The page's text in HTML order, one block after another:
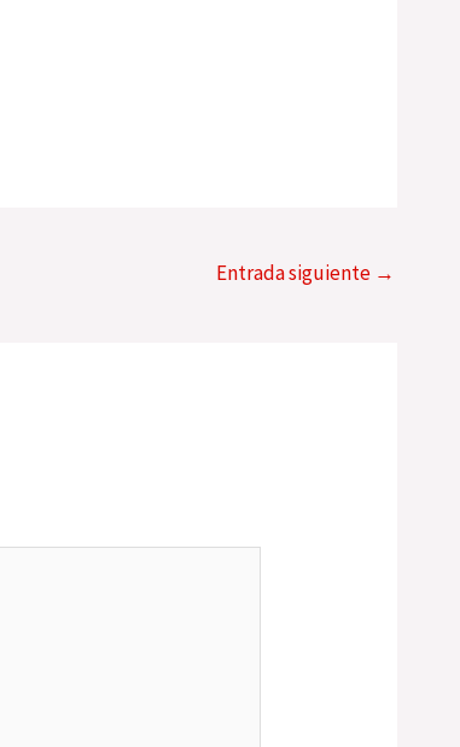
Entrada siguiente →